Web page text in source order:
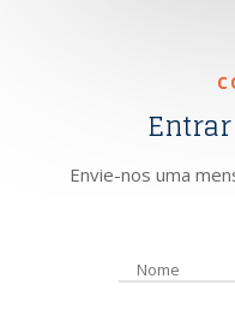
Envie-nos uma
leave